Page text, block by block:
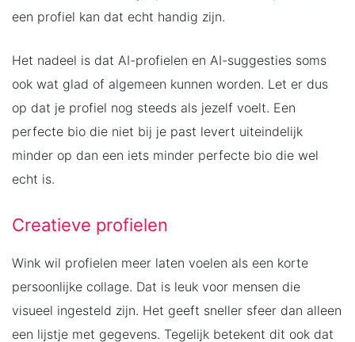
een profiel kan dat echt handig zijn.
Het nadeel is dat AI-profielen en AI-suggesties soms
ook wat glad of algemeen kunnen worden. Let er dus
op dat je profiel nog steeds als jezelf voelt. Een
perfecte bio die niet bij je past levert uiteindelijk
minder op dan een iets minder perfecte bio die wel
echt is.
Creatieve profielen
Wink wil profielen meer laten voelen als een korte
persoonlijke collage. Dat is leuk voor mensen die
visueel ingesteld zijn. Het geeft sneller sfeer dan alleen
een lijstje met gegevens. Tegelijk betekent dit ook dat